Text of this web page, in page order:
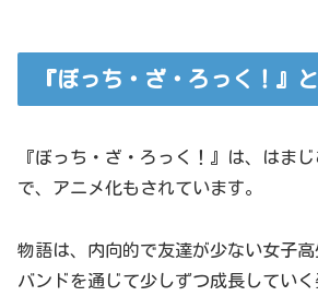
『ぼっち・ざ・ろっく！』
『ぼっち・ざ・ろっく！』は、はま
で、アニメ化もされています。
物語は、内向的で友達が少ない女子高
バンドを通じて少しずつ成長していく